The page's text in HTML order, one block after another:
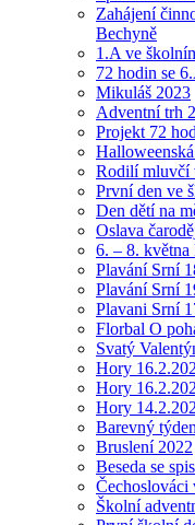
Zahájení
Bechyně
1.A ve
72 hodin se
Mikuláš 2023
Adventní trh
Projekt 72
Rodilí mluvčí
První den ve
Den dětí na
Oslava
6. – 8. května
Plavání Srní
Plavání Srní
Plavani Srní
Florbal O
Svatý
Hory
Hory
Hory
Barevný týden
Bruslení 2022
Beseda se
Školní